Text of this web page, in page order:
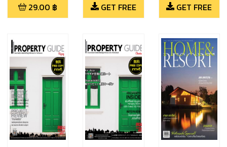
29.00 ฿ GET FREE GET FREE